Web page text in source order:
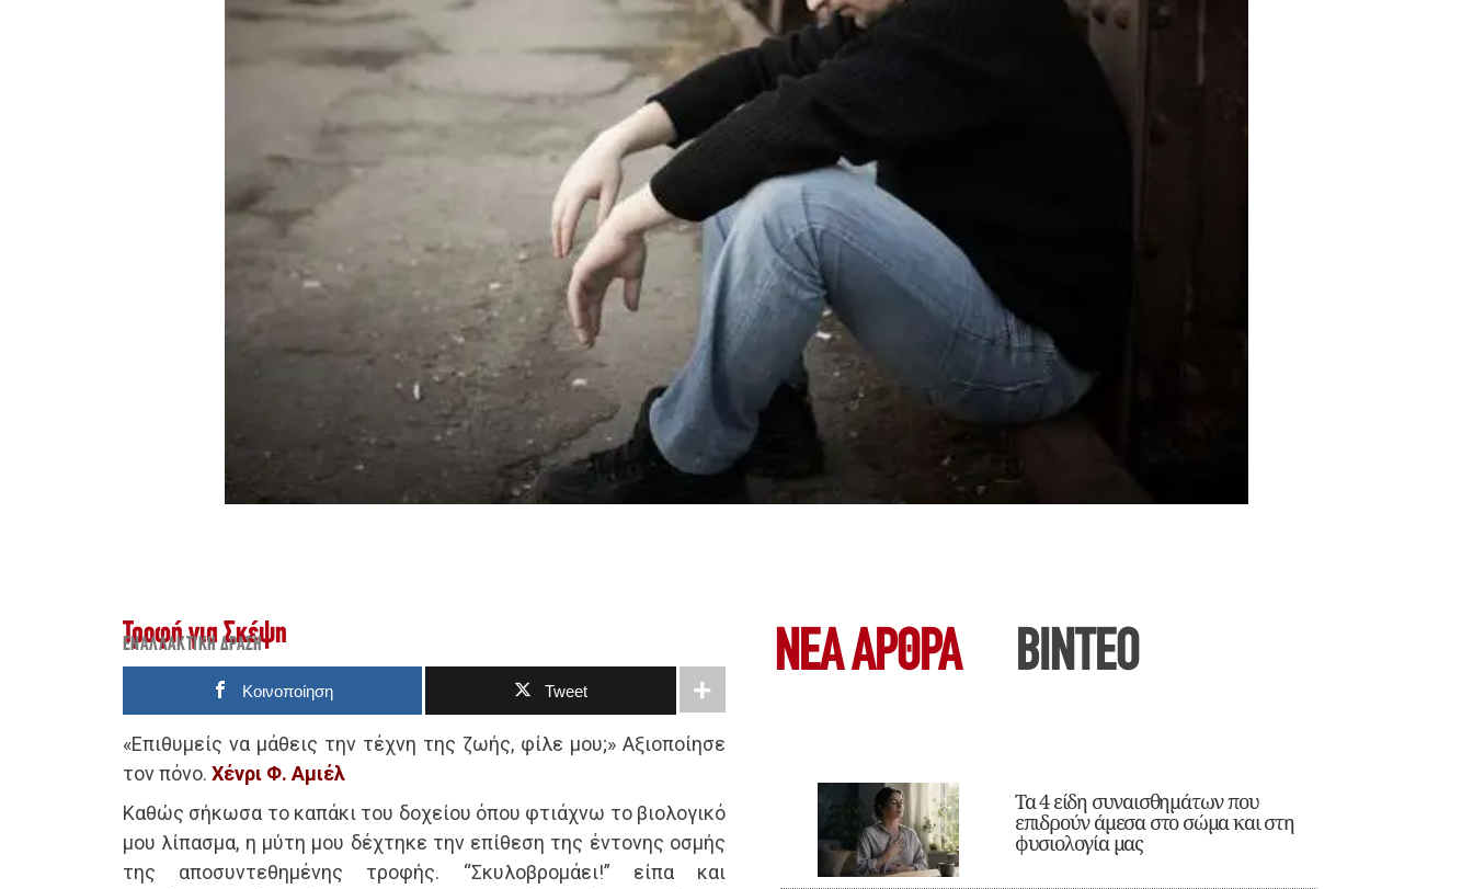
Τροφή για Σκέψη
ΕΝΑΛΛΑΚΤΙΚΉ ΔΡΆΣΗ
Κοινοποίηση Tweet
«Επιθυμείς να μάθεις την τέχνη της ζωής, φίλε μου;» Αξιοποίησε
τον πόνο. Χένρι Φ. Αμιέλ
Καθώς σήκωσα το καπάκι του δοχείου όπου φτιάχνω το βιολογικό
μου λίπασμα, η μύτη μου δέχτηκε την επίθεση της έντονης οσμής
της αποσυντεθημένης τροφής. “Σκυλοβρομάει!” είπα και
ΝΕΑ ΆΡΘΡΑ ΒΙΝΤΕΟ
Τα 4 είδη συναισθημάτων που
επιδρούν άμεσα στο σώμα και στη
φυσιολογία μας